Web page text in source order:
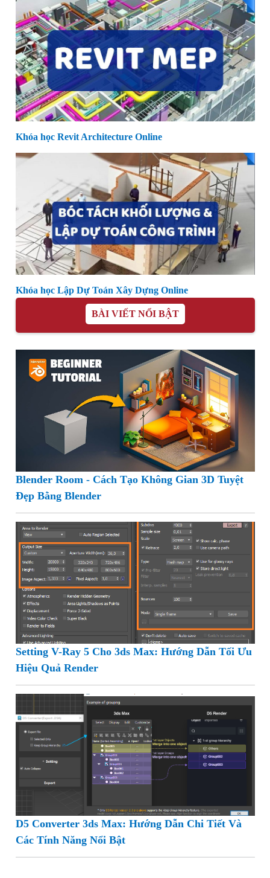
Khóa học Revit Architecture Online
Khóa học Lập Dự Toán Xây Dựng Online
BÀI VIẾT NỔI BẬT
Blender Room - Cách Tạo Không Gian 3D Tuyệt
Đẹp Bằng Blender
Setting V-Ray 5 Cho 3ds Max: Hướng Dẫn Tối Ưu
Hiệu Quả Render
D5 Converter 3ds Max: Hướng Dẫn Chi Tiết Và
Các Tính Năng Nổi Bật